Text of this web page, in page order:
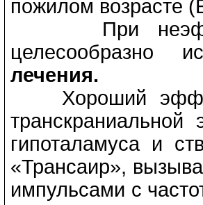
пожилом возрасте
При
целесообразно
лечения.
Хороший
гипоталамуса и
«Трансаир»,
импульсами с